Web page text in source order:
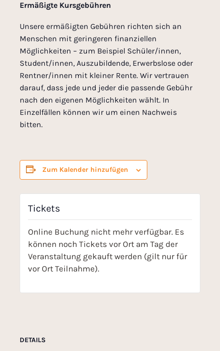
Ermäßigte Kursgebühren
Unsere ermäßigten Gebühren richten sich an
Menschen mit geringeren finanziellen
Möglichkeiten – zum Beispiel Schüler/innen,
Student/innen, Auszubildende, Erwerbslose oder
Rentner/innen mit kleiner Rente. Wir vertrauen
darauf, dass jede und jeder die passende Gebühr
nach den eigenen Möglichkeiten wählt. In
Einzelfällen können wir um einen Nachweis
bitten.
Zum Kalender hinzufügen
DETAILS
Tickets
Online Buchung nicht mehr verfügbar. Es
können noch Tickets vor Ort am Tag der
Veranstaltung gekauft werden (gilt nur für
vor Ort Teilnahme).